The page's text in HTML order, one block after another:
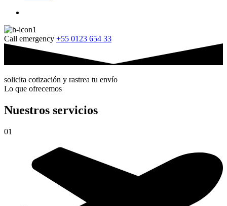
Call emergency +55 0123 654 33
solicita cotización y rastrea tu envío
Lo que ofrecemos
Nuestros servicios
01